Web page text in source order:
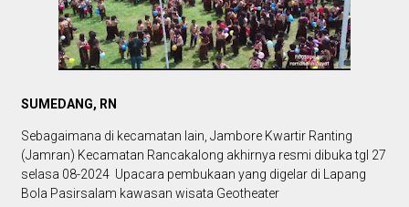
SUMEDANG, RN
Sebagaimana di kecamatan lain, Jambore Kwartir Ranting
(Jamran) Kecamatan Rancakalong akhirnya resmi dibuka tgl 27
selasa 08-2024 Upacara pembukaan yang digelar di Lapang
Bola Pasirsalam kawasan wisata Geotheater